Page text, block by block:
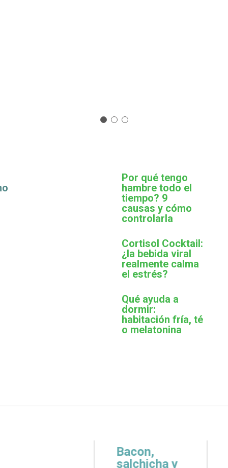
Por qué tengo
hambre todo el
tiempo? 9
causas y cómo
controlarla
Cortisol Cocktail:
¿la bebida viral
realmente calma
el estrés?
Qué ayuda a
dormir:
habitación fría, té
o melatonina